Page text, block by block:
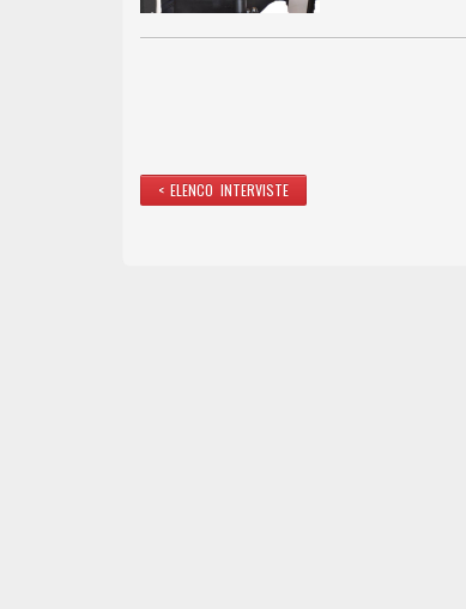
< ELENCO INTERVISTE